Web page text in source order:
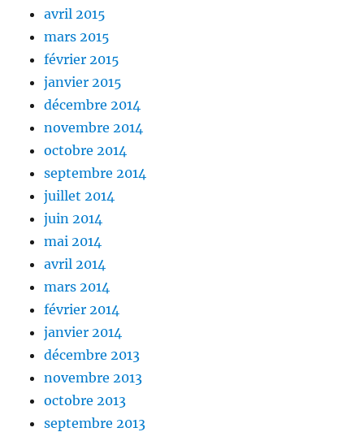
avril 2015
mars 2015
février 2015
janvier 2015
décembre 2014
novembre 2014
octobre 2014
septembre 2014
juillet 2014
juin 2014
mai 2014
avril 2014
mars 2014
février 2014
janvier 2014
décembre 2013
novembre 2013
octobre 2013
septembre 2013